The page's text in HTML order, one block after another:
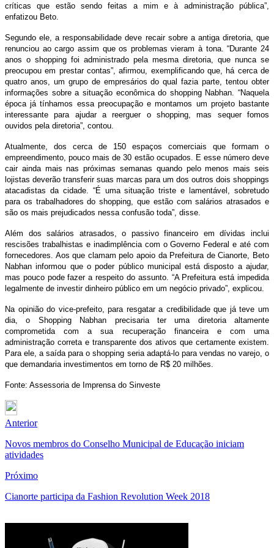
críticas que estão sendo feitas a mim e à administração pública”,
enfatizou Beto.
Segundo ele, a responsabilidade deve recair sobre a antiga diretoria, que
renunciou ao cargo assim que os problemas vieram à tona. “Durante 24
anos o shopping foi administrado pela mesma diretoria, que nunca se
preocupou em prestar contas”, afirmou, exemplificando que, há cerca de
quatro anos, um grupo de empresários do qual fazia parte, tentou obter
informações sobre a situação econômica do shopping Nabhan. “Naquela
época já tínhamos essa preocupação e montamos um projeto bastante
interessante para ajudar a reerguer o shopping, mas sequer fomos
ouvidos pela diretoria”, contou.
Atualmente, dos cerca de 150 espaços comerciais que formam o
empreendimento, pouco mais de 30 estão ocupados. E esse número deve
cair ainda mais nas próximas semanas quando pelo menos mais seis
lojistas deverão transferir suas marcas para um dos outros dois shoppings
atacadistas da cidade. “É uma situação triste e lamentável, sobretudo
para os trabalhadores do shopping, que estão com salários atrasados e
são os mais prejudicados nessa confusão toda”, disse.
Além dos salários atrasados, o passivo financeiro em dívidas inclui
rescisões trabalhistas e inadimplência com o Governo Federal e até com
fornecedores. Aos que clamam pelo apoio da Prefeitura de Cianorte, Beto
Nabhan informou que o poder público municipal está disposto a ajudar,
mas pouco pode fazer a respeito do assunto. “A Prefeitura está impedida
legalmente de investir dinheiro público em um negócio privado”, explicou.
Na opinião do vice-prefeito, para resgatar a credibilidade que já teve um
dia, o Shopping Nabhan precisaria ter uma diretoria altamente
comprometida com a sua recuperação financeira e com uma
administração correta e transparente dos ativos que certamente existem.
Para ele, a saída para o shopping seria adaptá-lo para vendas no varejo, o
que demandaria investimentos em torno de R$ 20 milhões.
Fonte: Assessoria de Imprensa do Sinveste
Anterior
Novos membros do Conselho Municipal de Educação iniciam
atividades
Próximo
Cianorte participa da Fashion Revolution Week 2018